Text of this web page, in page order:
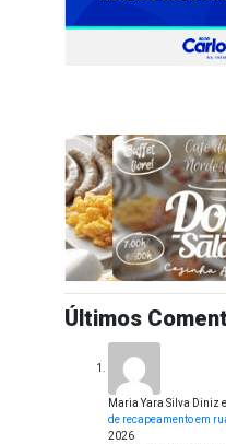
Últimos
Maria Yara Silva Diniz
de recapeamento em
2026